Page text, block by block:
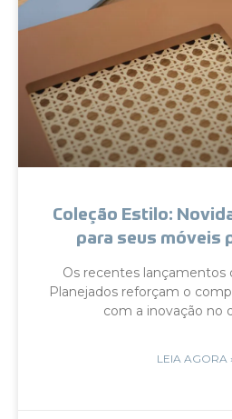
Coleção Estilo:
para seus móveis
Os recentes lançamentos
Planejados reforçam o
com a inovação no
LEIA AGORA